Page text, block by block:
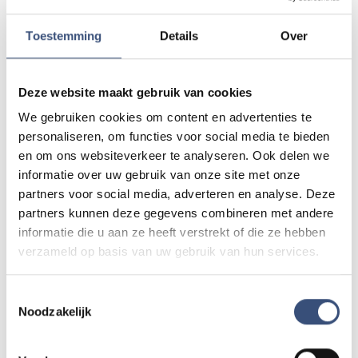
Toestemming Details Over
Deze website maakt gebruik van cookies
We gebruiken cookies om content en advertenties te
personaliseren, om functies voor social media te bieden
en om ons websiteverkeer te analyseren. Ook delen we
informatie over uw gebruik van onze site met onze
partners voor social media, adverteren en analyse. Deze
partners kunnen deze gegevens combineren met andere
informatie die u aan ze heeft verstrekt of die ze hebben
verzameld op basis van uw gebruik van hun services.
Noodzakelijk
Tip de redactie
of als je politie of andere hulpdiensten ergens ziet: laat
het ons weten!